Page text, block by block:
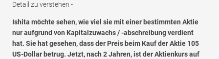
Detail zu verstehen -
Ishita möchte sehen, wie viel sie mit einer bestimmten Aktie
nur aufgrund von Kapitalzuwachs / -abschreibung verdient
hat. Sie hat gesehen, dass der Preis beim Kauf der Aktie 105
US-Dollar betrug. Jetzt, nach 2 Jahren, ist der Aktienkurs auf